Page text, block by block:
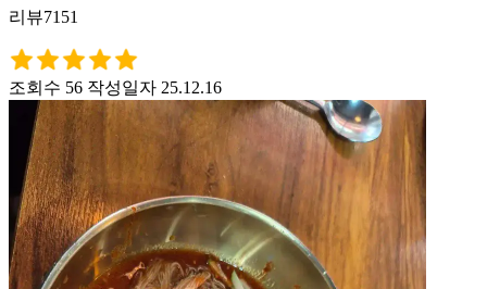
리뷰7151
조회수 56 작성일자 25.12.16